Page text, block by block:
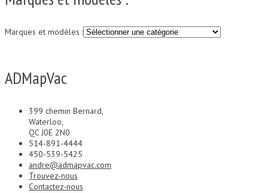
Marques et modèles :
ADMapVac
399 chemin Bernard,
Waterloo,
QC J0E 2N0
514-891-4444
450-539-5425
andre@admapvac.com
Trouvez-nous
Contactez-nous